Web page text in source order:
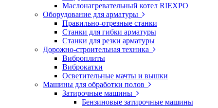
Маслонагревательный котел RIEXPO
Оборудование для арматуры
Правильно-отрезные станки
Станки для гибки арматуры
Станки для резки арматуры
Дорожно-строительная техника
Виброплиты
Виброкатки
Осветительные мачты и вышки
Машины для обработки полов
Затирочные машины
Бензиновые затирочные машины